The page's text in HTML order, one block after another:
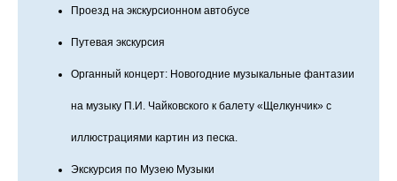
Проезд на экскурсионном автобусе
Путевая экскурсия
Органный концерт: Новогодние музыкальные фантазии
на музыку П.И. Чайковского к балету «Щелкунчик» с
иллюстрациями картин из песка.
Экскурсия по Музею Музыки